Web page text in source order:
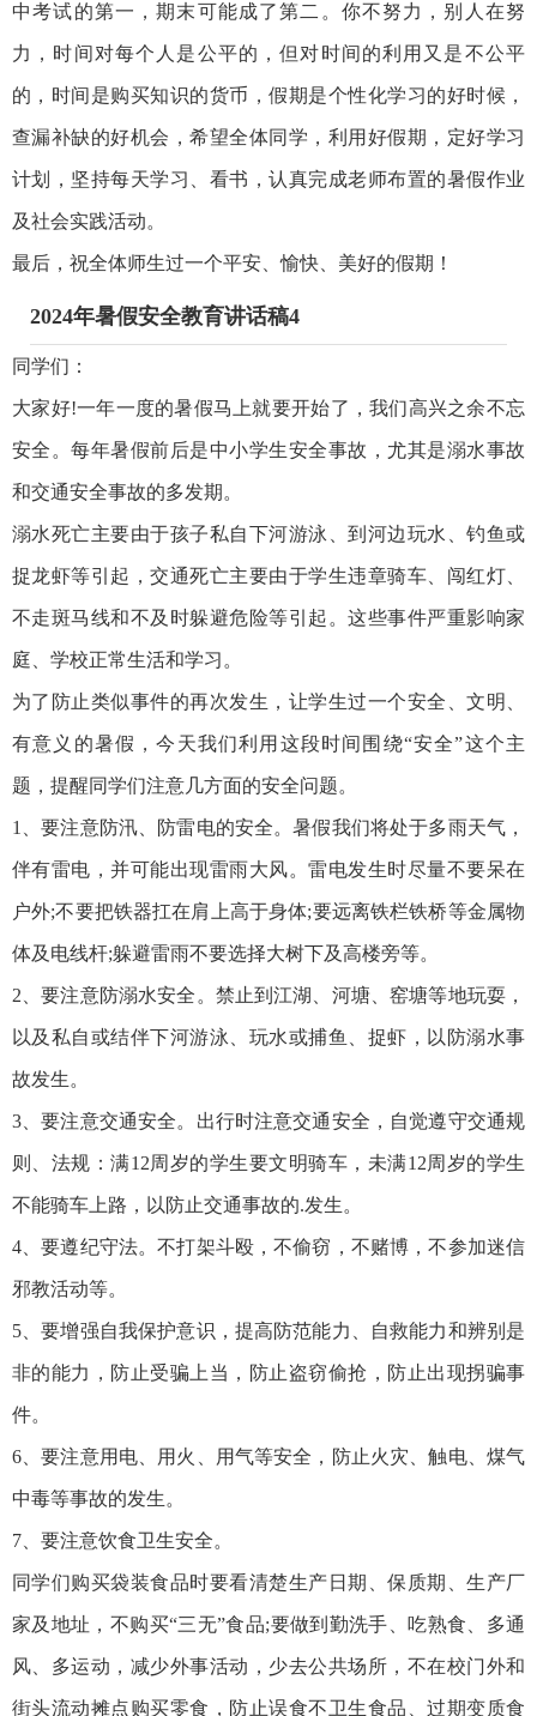
中考试的第一，期末可能成了第二。你不努力，别人在努
力，时间对每个人是公平的，但对时间的利用又是不公平
的，时间是购买知识的货币，假期是个性化学习的好时候，
查漏补缺的好机会，希望全体同学，利用好假期，定好学习
计划，坚持每天学习、看书，认真完成老师布置的暑假作业
及社会实践活动。
最后，祝全体师生过一个平安、愉快、美好的假期！
2024年暑假安全教育讲话稿4
同学们：
大家好!一年一度的暑假马上就要开始了，我们高兴之余不忘
安全。每年暑假前后是中小学生安全事故，尤其是溺水事故
和交通安全事故的多发期。
溺水死亡主要由于孩子私自下河游泳、到河边玩水、钓鱼或
捉龙虾等引起，交通死亡主要由于学生违章骑车、闯红灯、
不走斑马线和不及时躲避危险等引起。这些事件严重影响家
庭、学校正常生活和学习。
为了防止类似事件的再次发生，让学生过一个安全、文明、
有意义的暑假，今天我们利用这段时间围绕“安全”这个主
题，提醒同学们注意几方面的安全问题。
1、要注意防汛、防雷电的安全。暑假我们将处于多雨天气，
伴有雷电，并可能出现雷雨大风。雷电发生时尽量不要呆在
户外;不要把铁器扛在肩上高于身体;要远离铁栏铁桥等金属物
体及电线杆;躲避雷雨不要选择大树下及高楼旁等。
2、要注意防溺水安全。禁止到江湖、河塘、窑塘等地玩耍，
以及私自或结伴下河游泳、玩水或捕鱼、捉虾，以防溺水事
故发生。
3、要注意交通安全。出行时注意交通安全，自觉遵守交通规
则、法规：满12周岁的学生要文明骑车，未满12周岁的学生
不能骑车上路，以防止交通事故的.发生。
4、要遵纪守法。不打架斗殴，不偷窃，不赌博，不参加迷信
邪教活动等。
5、要增强自我保护意识，提高防范能力、自救能力和辨别是
非的能力，防止受骗上当，防止盗窃偷抢，防止出现拐骗事
件。
6、要注意用电、用火、用气等安全，防止火灾、触电、煤气
中毒等事故的发生。
7、要注意饮食卫生安全。
同学们购买袋装食品时要看清楚生产日期、保质期、生产厂
家及地址，不购买“三无”食品;要做到勤洗手、吃熟食、多通
风、多运动，减少外事活动，少去公共场所，不在校门外和
街头流动摊点购买零食，防止误食不卫生食品、过期变质食